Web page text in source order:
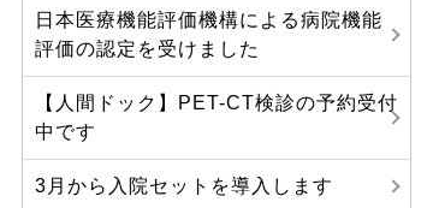
日本医療機能評価機構による病院機能
評価の認定を受けました
【人間ドック】PET-CT検診の予約受付
中です
3月から入院セットを導入します